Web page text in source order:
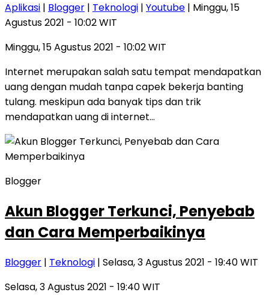
Aplikasi | Blogger | Teknologi | Youtube | Minggu, 15
Agustus 2021 - 10:02 WIT
Minggu, 15 Agustus 2021 - 10:02 WIT
Internet merupakan salah satu tempat mendapatkan
uang dengan mudah tanpa capek bekerja banting
tulang. meskipun ada banyak tips dan trik
mendapatkan uang di internet…
Blogger
Akun Blogger Terkunci, Penyebab
dan Cara Memperbaikinya
Blogger | Teknologi | Selasa, 3 Agustus 2021 - 19:40 WIT
Selasa, 3 Agustus 2021 - 19:40 WIT